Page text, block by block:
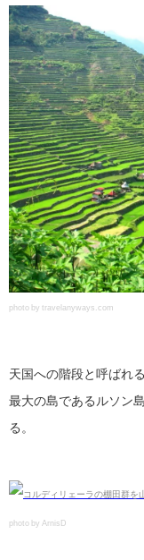
photo by travelanyways.com
天国への階段と呼ばれ
最大の島であるルソン
る。
photo by ArnisD